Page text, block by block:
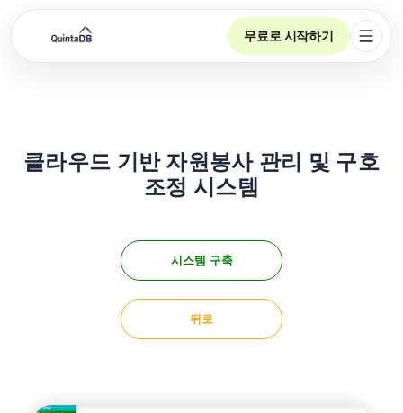
무료로 시작하기
탐색
클라우드 기반 자원봉사 관리 및 구호
조정 시스템
시스템 구축
뒤로